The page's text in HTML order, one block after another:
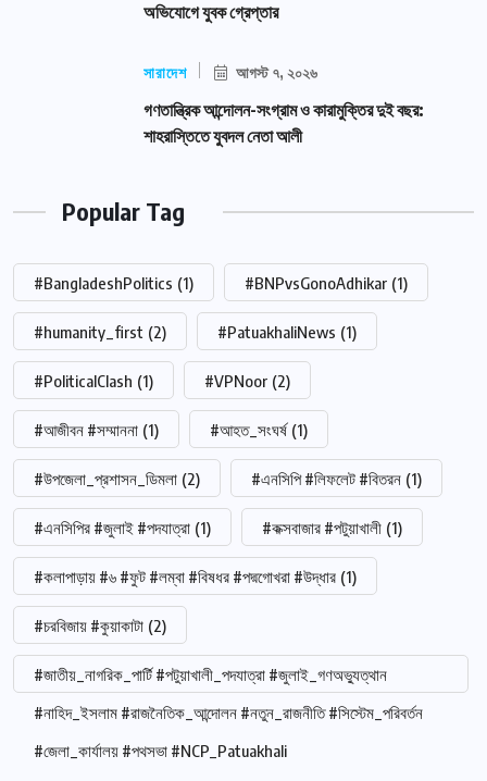
অভিযোগে যুবক গ্রেপ্তার
সারাদেশ আগস্ট ৭, ২০২৬
গণতান্ত্রিক আন্দোলন-সংগ্রাম ও কারামুক্তির দুই বছর:
শাহরাস্তিতে যুবদল নেতা আলী
Popular Tag
#BangladeshPolitics (1) #BNPvsGonoAdhikar (1)
#humanity_first (2) #PatuakhaliNews (1)
#PoliticalClash (1) #VPNoor (2)
#আজীবন #সম্মাননা (1) #আহত_সংঘর্ষ (1)
#উপজেলা_প্রশাসন_ডিমলা (2) #এনসিপি #লিফলেট #বিতরন (1)
#এনসিপির #জুলাই #পদযাত্রা (1) #কক্সবাজার #পটুয়াখালী (1)
#কলাপাড়ায় #৬ #ফুট #লম্বা #বিষধর #পদ্মগোখরা #উদ্ধার (1)
#চরবিজায় #কুয়াকাটা (2)
#জাতীয়_নাগরিক_পার্টি #পটুয়াখালী_পদযাত্রা #জুলাই_গণঅভ্যুত্থান
#নাহিদ_ইসলাম #রাজনৈতিক_আন্দোলন #নতুন_রাজনীতি #সিস্টেম_পরিবর্তন
#জেলা_কার্যালয় #পথসভা #NCP_Patuakhali